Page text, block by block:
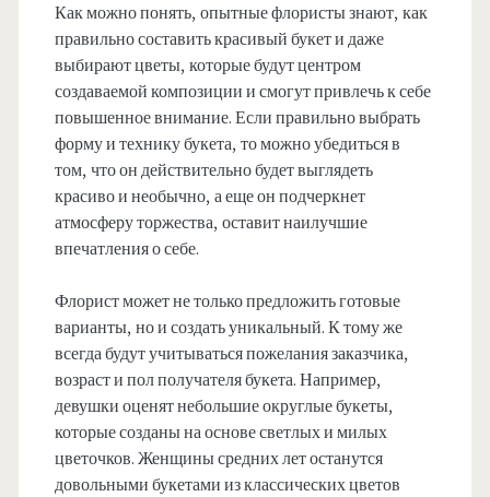
Как можно понять, опытные флористы знают, как
правильно составить красивый букет и даже
выбирают цветы, которые будут центром
создаваемой композиции и смогут привлечь к себе
повышенное внимание. Если правильно выбрать
форму и технику букета, то можно убедиться в
том, что он действительно будет выглядеть
красиво и необычно, а еще он подчеркнет
атмосферу торжества, оставит наилучшие
впечатления о себе.
Флорист может не только предложить готовые
варианты, но и создать уникальный. К тому же
всегда будут учитываться пожелания заказчика,
возраст и пол получателя букета. Например,
девушки оценят небольшие округлые букеты,
которые созданы на основе светлых и милых
цветочков. Женщины средних лет останутся
довольными букетами из классических цветов